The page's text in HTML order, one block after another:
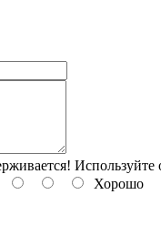
Используйте
Хорошо